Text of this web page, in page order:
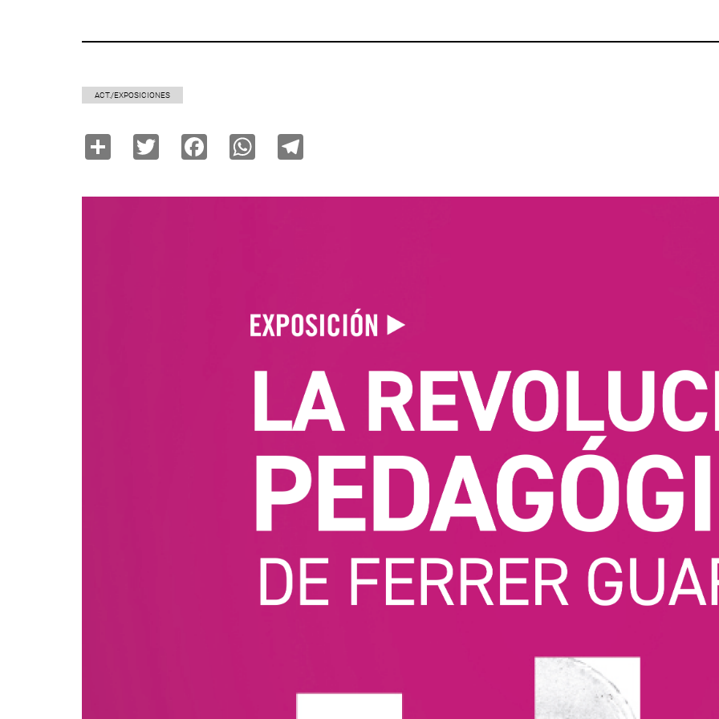
ACT./EXPOSICIONES
Share TwitterFacebookWhatsApp